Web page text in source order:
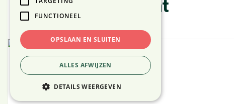
Schout-bij-nacht
FUNCTIONEEL
OPSLAAN EN SLUITEN
ALLES AFWIJZEN
DETAILS WEERGEVEN